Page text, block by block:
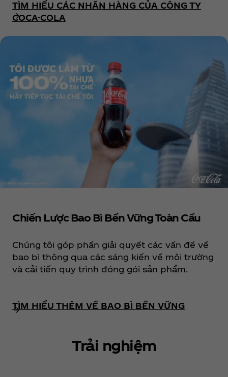
TÌM HIỂU CÁC NHÃN HÀNG CỦA CÔNG TY
COCA-COLA
Chiến Lược Bao Bì Bền Vững Toàn Cầu
Chúng tôi góp phần giải quyết các vấn đề về
bao bì thông qua các sáng kiến về môi trường
và cải tiến quy trình đóng gói sản phẩm.
TÌM HIỂU THÊM VỀ BAO BÌ BỀN VỮNG
Trải nghiệm